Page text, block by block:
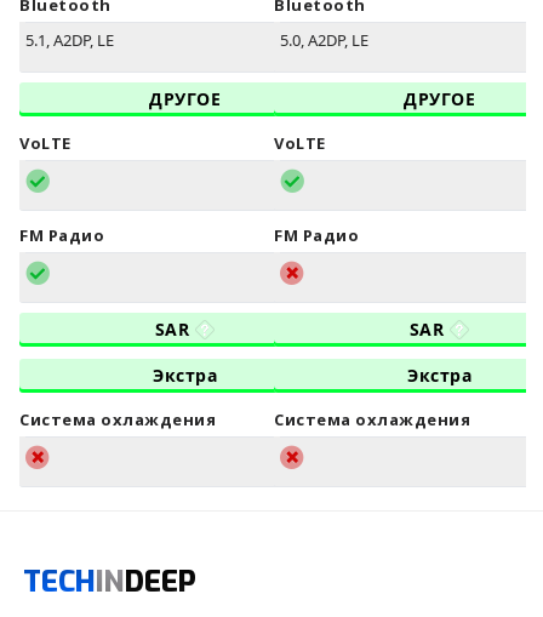
Bluetooth
5.1, A2DP, LE
ДРУГОЕ
VoLTE
FM Радио
SAR
Экстра
Система охлаждения
Bluetooth
5.0, A2DP, LE
ДРУГОЕ
VoLTE
FM Радио
SAR
Экстра
Система охлаждения
TECHINDEEP